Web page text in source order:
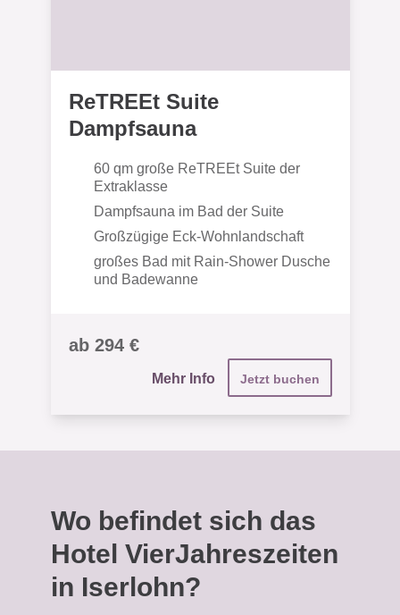
ReTREEt Suite
Dampfsauna
60 qm große ReTREEt Suite der
Extraklasse
Dampfsauna im Bad der Suite
Großzügige Eck-Wohnlandschaft
großes Bad mit Rain-Shower Dusche
und Badewanne
ab 294 €
Mehr Info Jetzt buchen
Wo befindet sich das
Hotel VierJahreszeiten
in Iserlohn?